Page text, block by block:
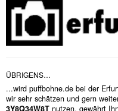
ÜBRIGENS…
...wird puffbohne.de bei der
wir sehr schätzen und gern
3Y8Q34W8T nutzen, gewährt